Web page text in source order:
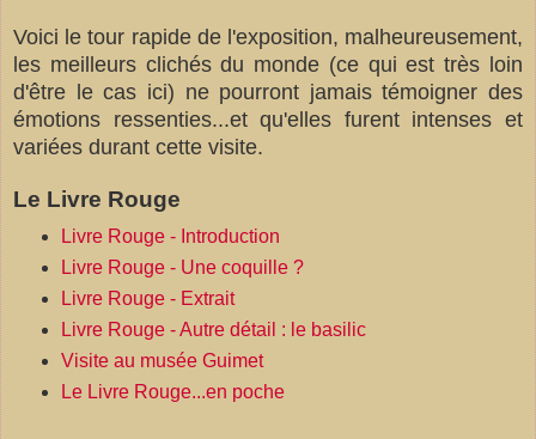
Voici le tour rapide de l'exposition, malheureusement,
les meilleurs clichés du monde (ce qui est très loin
d'être le cas ici) ne pourront jamais témoigner des
émotions ressenties...et qu'elles furent intenses et
variées durant cette visite.
Le Livre Rouge
Livre Rouge - Introduction
Livre Rouge - Une coquille ?
Livre Rouge - Extrait
Livre Rouge - Autre détail : le basilic
Visite au musée Guimet
Le Livre Rouge...en poche